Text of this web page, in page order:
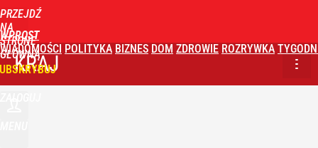
PRZEJDŹ
NA
STRONĘ
GŁÓWNĄ
WPROST
WIADOMOŚCI POLITYKA BIZNES DOM ZDROWIE ROZRYWKA
KRAJ